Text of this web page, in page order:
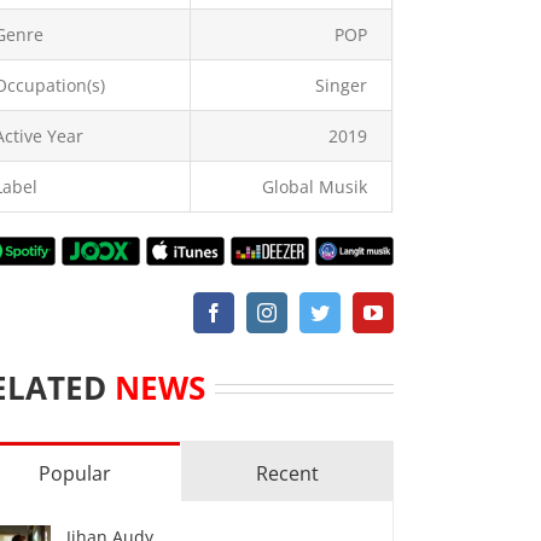
POP
Singer
Year 2019
Global Musik
NEWS
Popular Recent